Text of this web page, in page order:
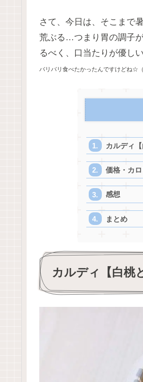
さて、今日は、そこまで
荒ぶる…つまり胃の調子
るべく、口当たりが優し
バリバリ食べたかったんですけどね☆
カルディ
価格・カ
感想
まとめ
カルディ【白桃